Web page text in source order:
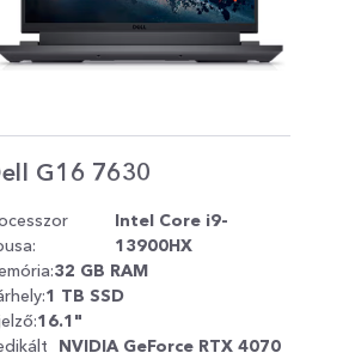
G16 7630
Intel Core i9-
13900HX
32 GB RAM
1 TB SSD
16.1"
NVIDIA GeForce RTX 4070